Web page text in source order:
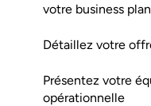
votre business plan
Détaillez votre
Présentez votre
opérationnelle